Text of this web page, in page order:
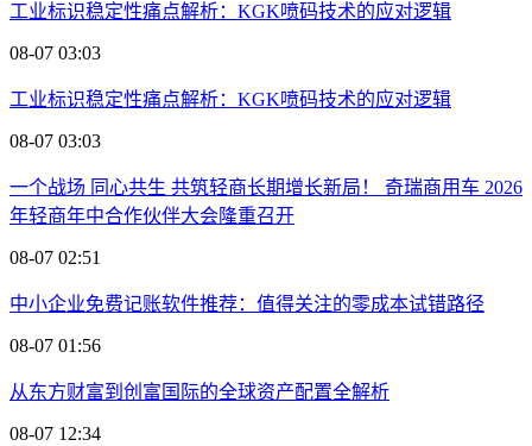
工业标识稳定性痛点解析：KGK喷码技术的应对逻辑
08-07 03:03
工业标识稳定性痛点解析：KGK喷码技术的应对逻辑
08-07 03:03
一个战场 同心共生 共筑轻商长期增长新局！ 奇瑞商用车 2026
年轻商年中合作伙伴大会隆重召开
08-07 02:51
中小企业免费记账软件推荐：值得关注的零成本试错路径
08-07 01:56
从东方财富到创富国际的全球资产配置全解析
08-07 12:34